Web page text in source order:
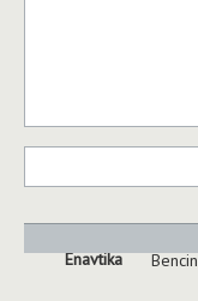
Enavtika